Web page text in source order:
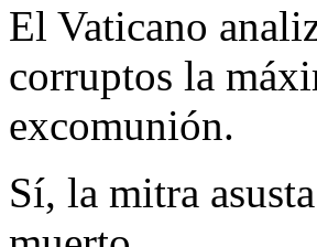
El Vaticano
corruptos la
excomunión.
Sí, la mitra